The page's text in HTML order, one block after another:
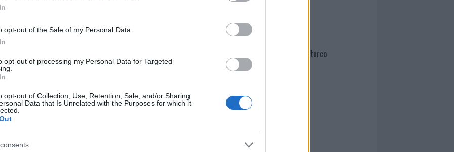
opt-out of the Sale of my Personal Data.
opt-out of processing my Personal Data for Targeted
opt-out of Collection, Use, Retention, Sale, and/or Sharing
Data that Is Unrelated with the Purposes for which it
nella sezione
i tuoi video e le tue foto
+39 345 356 7512
Martina Agostina Diturco
I nostri cari